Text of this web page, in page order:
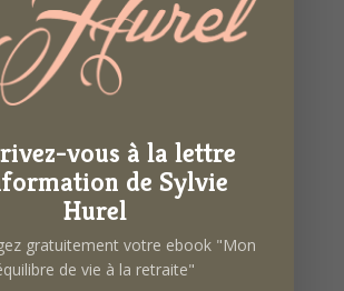
vous à la lettre
de Sylvie
Hurel
gratuitement votre ebook "Mon
de vie à la retraite"